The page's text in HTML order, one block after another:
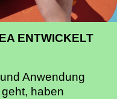
ENTWICKELT
Anwendung
haben